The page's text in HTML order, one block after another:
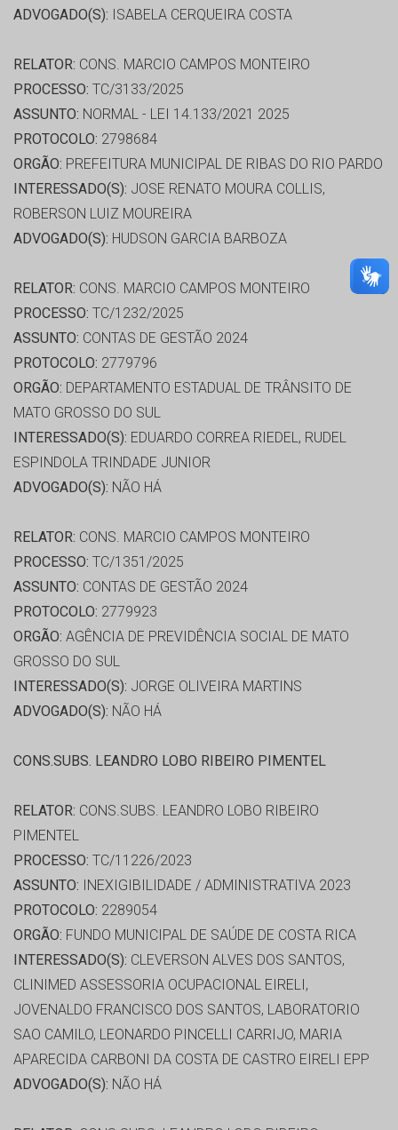
ADVOGADO(S): ISABELA CERQUEIRA COSTA
RELATOR: CONS. MARCIO CAMPOS MONTEIRO
PROCESSO: TC/3133/2025
ASSUNTO: NORMAL - LEI 14.133/2021 2025
PROTOCOLO: 2798684
ORGÃO: PREFEITURA MUNICIPAL DE RIBAS DO RIO PARDO
INTERESSADO(S): JOSE RENATO MOURA COLLIS,
ROBERSON LUIZ MOUREIRA
ADVOGADO(S): HUDSON GARCIA BARBOZA
RELATOR: CONS. MARCIO CAMPOS MONTEIRO
PROCESSO: TC/1232/2025
ASSUNTO: CONTAS DE GESTÃO 2024
PROTOCOLO: 2779796
ORGÃO: DEPARTAMENTO ESTADUAL DE TRÂNSITO DE
MATO GROSSO DO SUL
INTERESSADO(S): EDUARDO CORREA RIEDEL, RUDEL
ESPINDOLA TRINDADE JUNIOR
ADVOGADO(S): NÃO HÁ
RELATOR: CONS. MARCIO CAMPOS MONTEIRO
PROCESSO: TC/1351/2025
ASSUNTO: CONTAS DE GESTÃO 2024
PROTOCOLO: 2779923
ORGÃO: AGÊNCIA DE PREVIDÊNCIA SOCIAL DE MATO
GROSSO DO SUL
INTERESSADO(S): JORGE OLIVEIRA MARTINS
ADVOGADO(S): NÃO HÁ
CONS.SUBS. LEANDRO LOBO RIBEIRO PIMENTEL
RELATOR: CONS.SUBS. LEANDRO LOBO RIBEIRO
PIMENTEL
PROCESSO: TC/11226/2023
ASSUNTO: INEXIGIBILIDADE / ADMINISTRATIVA 2023
PROTOCOLO: 2289054
ORGÃO: FUNDO MUNICIPAL DE SAÚDE DE COSTA RICA
INTERESSADO(S): CLEVERSON ALVES DOS SANTOS,
CLINIMED ASSESSORIA OCUPACIONAL EIRELI,
JOVENALDO FRANCISCO DOS SANTOS, LABORATORIO
SAO CAMILO, LEONARDO PINCELLI CARRIJO, MARIA
APARECIDA CARBONI DA COSTA DE CASTRO EIRELI EPP
ADVOGADO(S): NÃO HÁ